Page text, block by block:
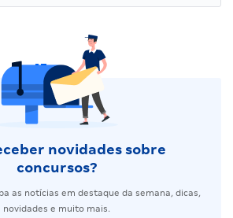
novidades sobre
concursos?
as notícias em destaque da semana, dicas,
novidades e muito mais.